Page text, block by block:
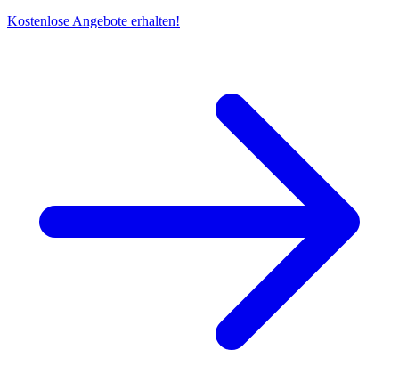
Kostenlose Angebote erhalten!